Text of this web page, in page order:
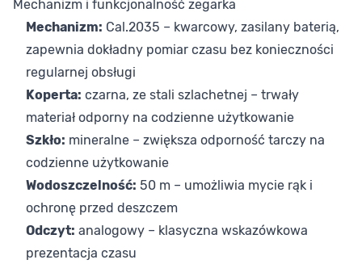
Mechanizm i funkcjonalność zegarka
Mechanizm: Cal.2035 – kwarcowy, zasilany baterią,
zapewnia dokładny pomiar czasu bez konieczności
regularnej obsługi
Koperta: czarna, ze stali szlachetnej – trwały
materiał odporny na codzienne użytkowanie
Szkło: mineralne – zwiększa odporność tarczy na
codzienne użytkowanie
Wodoszczelność: 50 m – umożliwia mycie rąk i
ochronę przed deszczem
Odczyt: analogowy – klasyczna wskazówkowa
prezentacja czasu